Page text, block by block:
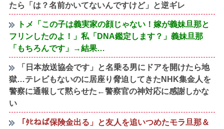
たら「は？名前かいてないんですけど」と逆ギレ
トメ「この子は義実家の顔じゃない！嫁が義妹旦那と
フリンしたのよ！」私「DNA鑑定します？」義妹旦那
「もちろんです」→結果…
「日本放送協会です」と名乗る男にドアを開けたら地
獄…テレビもないのに居座り脅迫してきたNHK集金人を
警察に通報して黙らせた←警察官の神対応に感謝しかな
い
「ﾀﾋねば保険金出る」と友人を追いつめたモラ旦那＆